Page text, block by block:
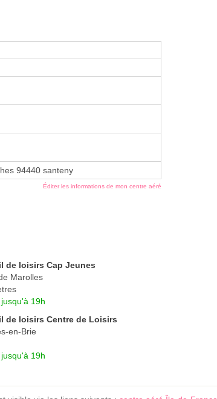
94440 santeny
Éditer les informations de mon centre aéré
de loisirs Cap Jeunes
Marolles
19h
de loisirs Centre de Loisirs
en-Brie
19h